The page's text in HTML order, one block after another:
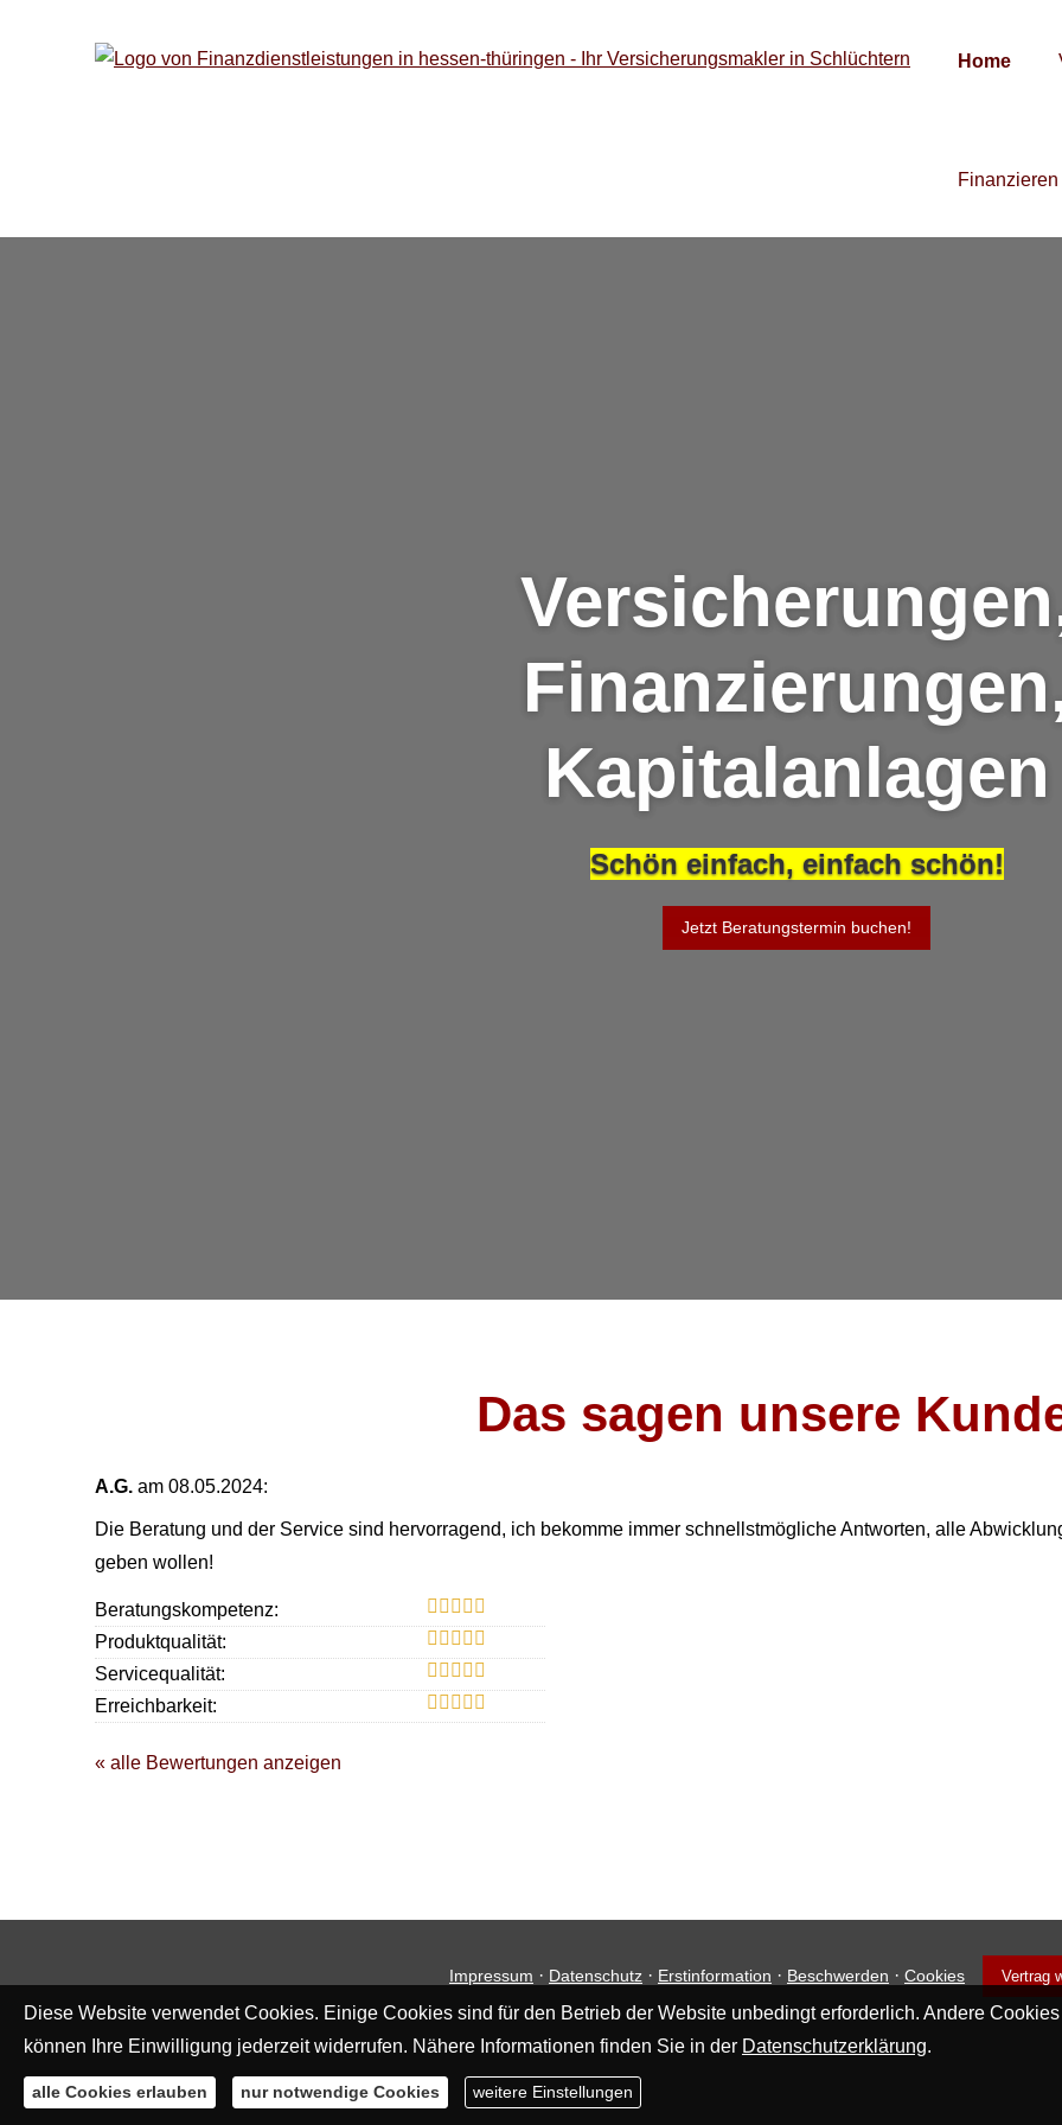
Home
Finanzieren
Kapitalanlagen
Schön einfach, einfach schön!
Jetzt Beratungstermin buchen!
Das sagen unsere
A.G. am 08.05.2024:
Die Beratung und der Service sind hervorragend, ich bekomme immer schnellstmögliche Antworten, alle
geben wollen!
Beratungskompetenz:
Produktqualität:
Servicequalität:
Erreichbarkeit:
« alle Bewertungen anzeigen
Impressum · Datenschutz · Erstinformation · Beschwerden · Cookies Vertrag
Diese Website verwendet Cookies. Einige Cookies sind für den Betrieb der Website unbedingt erforderlich. Andere
können Ihre Einwilligung jederzeit widerrufen. Nähere Informationen finden Sie in der Datenschutzerklärung.
alle Cookies erlauben nur notwendige Cookies weitere Einstellungen